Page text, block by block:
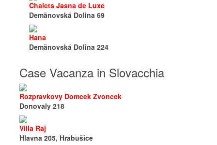
Chalets Jasna de Luxe
Demänovská Dolina 69
Hana
Demänovská Dolina 224
Case Vacanza in Slovacchia
Rozpravkovy Domcek Zvoncek
Donovaly 218
Villa Raj
Hlavna 205, Hrabušice